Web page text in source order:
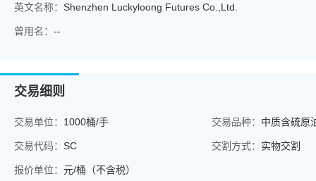
英文名称： Shenzhen Luckyloong Futures Co.,Ltd.
曾用名： --
交易细则
交易单位： 1000桶/手 交易品种： 中质含硫原
交易代码： SC 交割方式： 实物交割
报价单位： 元/桶（不含税）